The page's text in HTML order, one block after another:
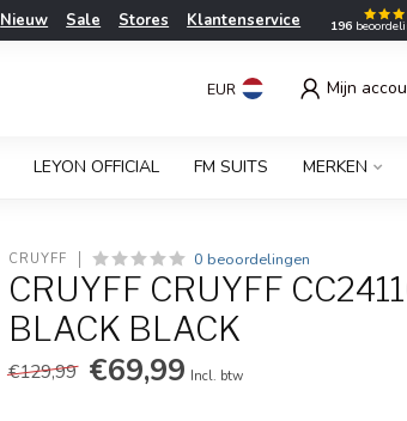
Nieuw Sale Stores Klantenservice 196
EUR Mijn
LEYON OFFICIAL FM SUITS MERKEN
CRUYFF 0 beoordelingen
CRUYFF CRUYFF
BLACK BLACK
€129,99 €69,99 Incl. btw